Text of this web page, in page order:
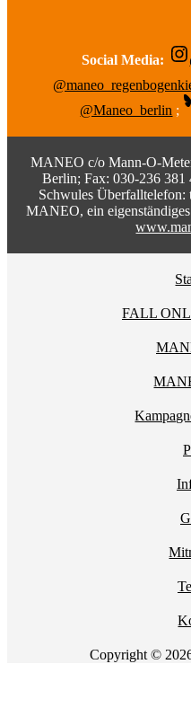
Social Media:
@Maneo_berlin ;
MANEO c/o Mann-O-
Berlin; Fax: 030-236
Schwules
MANEO, ein
FALL
Copyright ©